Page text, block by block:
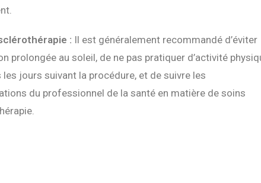
: Il est généralement recommandé d’éviter
prolongée au soleil, de ne pas pratiquer d’activité
les jours suivant la procédure, et de suivre les
du professionnel de la santé en matière de soins